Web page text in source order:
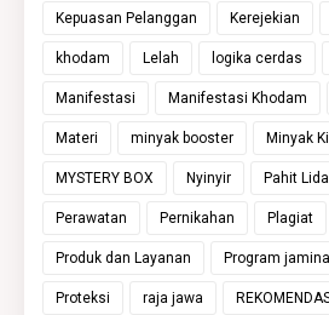
Kepuasan Pelanggan Kerejekian
khodam Lelah logika cerdas
Manifestasi Manifestasi Khodam
Materi minyak booster Minyak
MYSTERY BOX Nyinyir Pahit
Perawatan Pernikahan Plagiat
Produk dan Layanan Program
Proteksi raja jawa